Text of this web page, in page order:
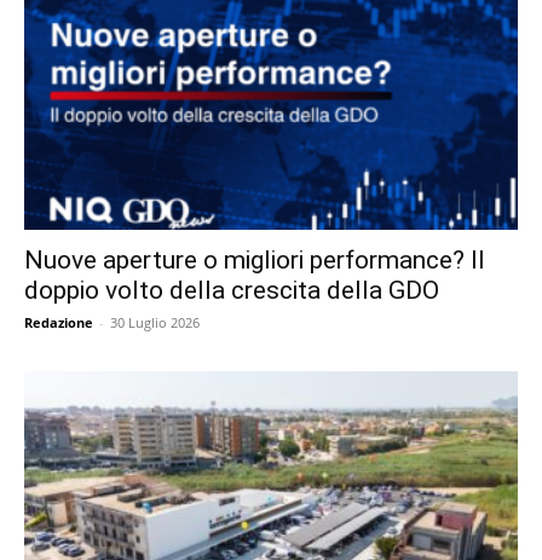
Nuove aperture o migliori performance? Il
doppio volto della crescita della GDO
Redazione - 30 Luglio 2026